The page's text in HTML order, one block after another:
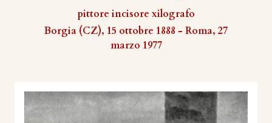
pittore incisore xilografo
Borgia (CZ), 15 ottobre 1888 - Roma, 27
marzo 1977